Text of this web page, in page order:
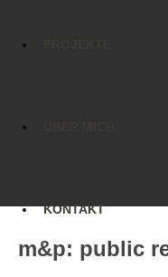
KONTAKT
m&p: public